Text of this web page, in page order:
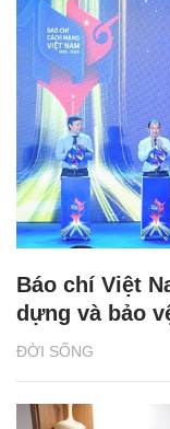
ĐỜI SỐNG
Báo chí Việt
dựng và bảo